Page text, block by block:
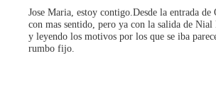
Jose Maria, estoy contigo.Desde la entrada de
con mas sentido, pero ya con la salida de
y leyendo los motivos por los que se iba
rumbo fijo.